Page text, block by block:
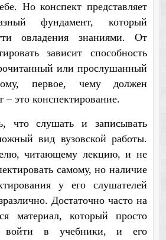
Но конспект представляет
фундамент, который
овладения знаниями. От
зависит способность
или прослушанный
первое, чему должен
– это конспектирование.
что слушать и записывать
вид вузовской работы.
читающему лекцию, и не
самому, но наличие
у его слушателей
Достаточно часто на
материал, который просто
в учебники, и его